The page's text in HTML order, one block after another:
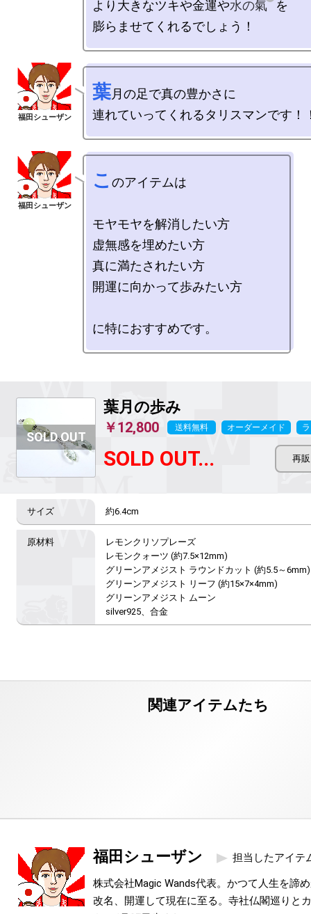
より大きなツキや金運や水の氣
を
葉月の足で真の豊かさに
こ のアイテムは
モヤモヤを解消したい方
虚無感を埋めたい方
真に満たされたい方
開運に向かって歩みたい方
葉月の歩み
￥12,800 送料無料 オーダーメイド
SOLD OUT...
約6.4cm
レモンクリソプレーズ
レモンクォーツ (約7.5×12mm)
グリーンアメジスト ラウンドカット (約5.5～6mm)
グリーンアメジスト リーフ (約15×7×4mm)
グリーンアメジスト ムーン
silver925、合金
福田シューザン 担当したアイテ
株式会社Magic Wands代表。かつて人生を諦
改名、開運して現在に至る。寺社仏閣巡りと